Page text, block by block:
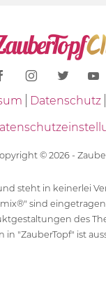
Datenschutz
© 2026 -
steht in keinerlei
sind
des
"ZauberTopf" ist